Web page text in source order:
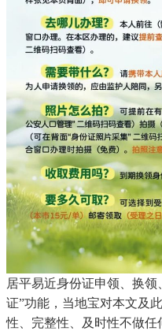
居平易近身份证申领、换
证”功能，当地宝对本文及
性、完整性、及时性不做